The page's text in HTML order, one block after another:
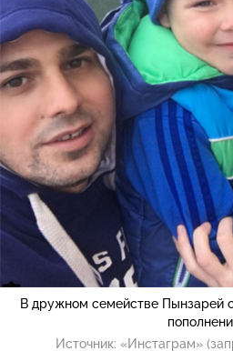
В дружном семействе Пынзарей
Источник: «Инстаграм»